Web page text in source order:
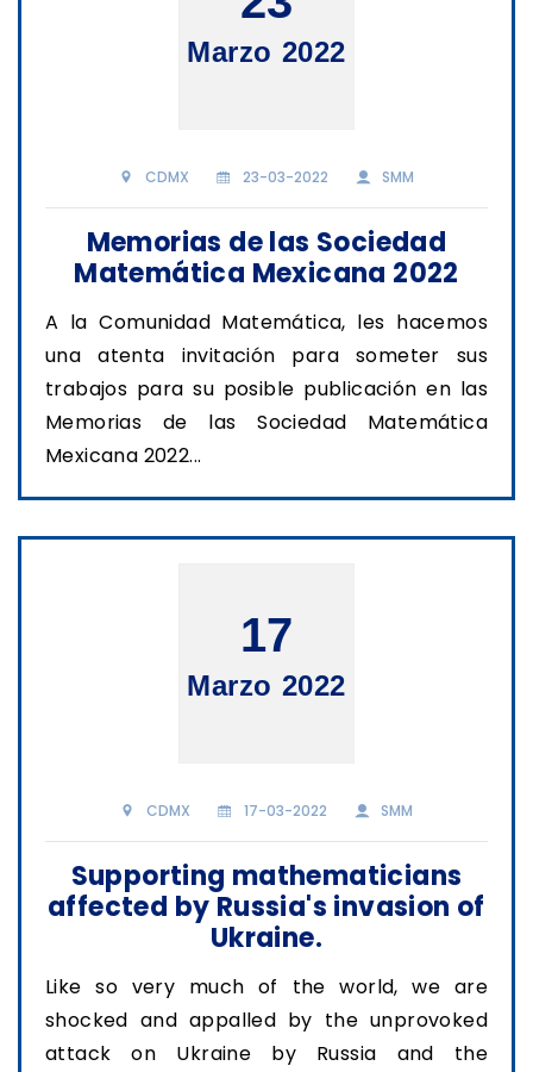
Marzo 2022
CDMX 23-03-2022 SMM
Memorias de las Sociedad
Matemática Mexicana 2022
A la Comunidad Matemática, les hacemos
una atenta invitación para someter sus
trabajos para su posible publicación en las
Memorias de las Sociedad Matemática
Mexicana 2022...
17
Marzo 2022
CDMX 17-03-2022 SMM
Supporting mathematicians
affected by Russia's invasion of
Ukraine.
Like so very much of the world, we are
shocked and appalled by the unprovoked
attack on Ukraine by Russia and the